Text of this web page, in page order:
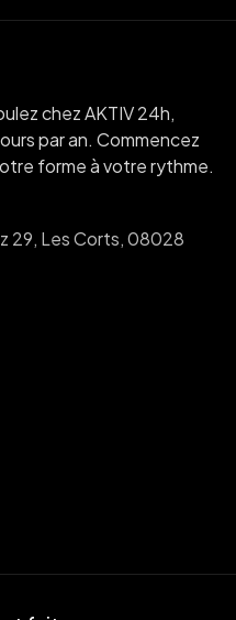
chez AKTIV 24h,
par an. Commencez
forme à votre rythme.
29, Les Corts, 08028